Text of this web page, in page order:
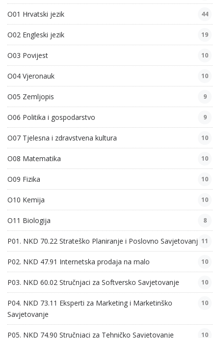
O01 Hrvatski jezik 44
O02 Engleski jezik 19
O03 Povijest 10
O04 Vjeronauk 10
O05 Zemljopis 9
O06 Politika i gospodarstvo 9
O07 Tjelesna i zdravstvena kultura 10
O08 Matematika 10
O09 Fizika 10
O10 Kemija 10
O11 Biologija 8
P01. NKD 70.22 Strateško Planiranje i Poslovno Savjetovanje11
P02. NKD 47.91 Internetska prodaja na malo 10
P03. NKD 60.02 Stručnjaci za Softversko Savjetovanje 10
P04. NKD 73.11 Eksperti za Marketing i Marketinško
Savjetovanje
10
P05. NKD 74.90 Stručnjaci za Tehničko Savjetovanje 10